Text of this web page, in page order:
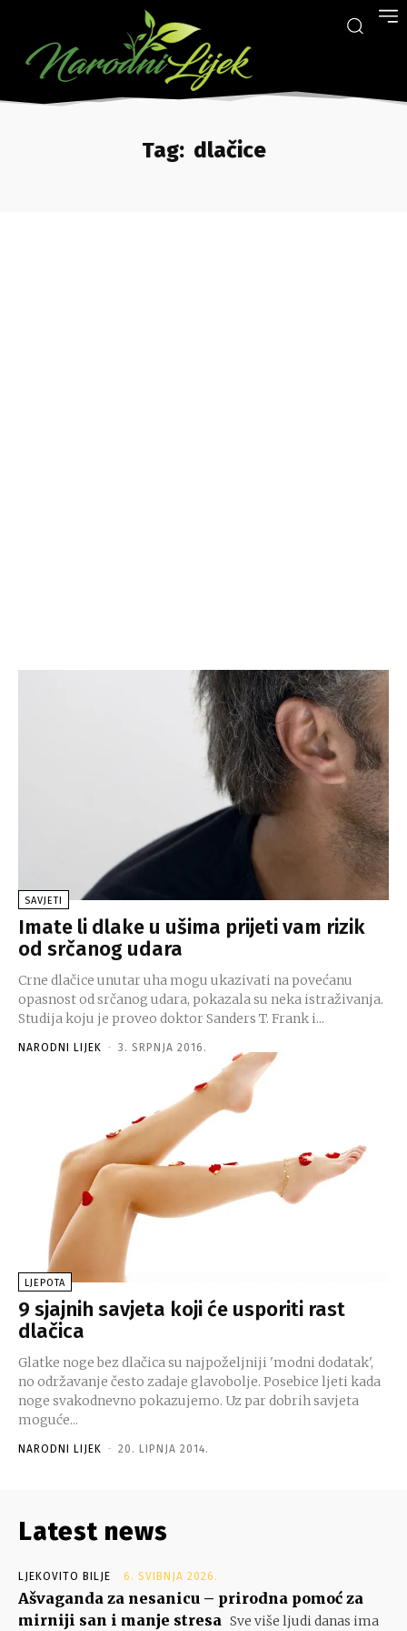
Tag: dlačice
SAVJETI
Imate li dlake u ušima prijeti vam rizik
od srčanog udara
Crne dlačice unutar uha mogu ukazivati na povećanu
opasnost od srčanog udara, pokazala su neka istraživanja.
Studija koju je proveo doktor Sanders T. Frank i...
NARODNI LIJEK - 3. SRPNJA 2016.
LJEPOTA
9 sjajnih savjeta koji će usporiti rast
dlačica
Glatke noge bez dlačica su najpoželjniji 'modni dodatak',
no održavanje često zadaje glavobolje. Posebice ljeti kada
noge svakodnevno pokazujemo. Uz par dobrih savjeta
moguće...
NARODNI LIJEK - 20. LIPNJA 2014.
Latest news
LJEKOVITO BILJE 6. SVIBNJA 2026.
Ašvaganda za nesanicu – prirodna pomoć za
mirniji san i manje stresa Sve više ljudi danas ima